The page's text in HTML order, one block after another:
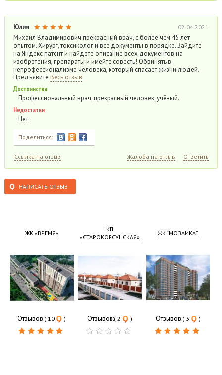
Юлия 02.04.2021
Михаил Владимирович прекрасный врач, с более чем 45 лет
опытом. Хирург, токсиколог и все документы в порядке. Зайдите
на Яндекс патент и найдёте описание всех документов на
изобретения, препараты и имейте совесть! Обвинять в
непрофессионализме человека, который спасает жизни людей.
Предъявите Весь отзыв
Достоинства
Профессиональный врач, прекрасный человек, учёный.
Недостатки
Нет.
Поделиться:
Ссылка на отзыв Жалоба на отзыв Ответить
НАПИСАТЬ ОТЗЫВ
ЖК «ВРЕМЯ»
Отзывов:( 10 )
КП
«СТАРОКОРСУНСКАЯ»
Отзывов:( 2 )
ЖК “МОЗАИКА”
Отзывов:( 3 )